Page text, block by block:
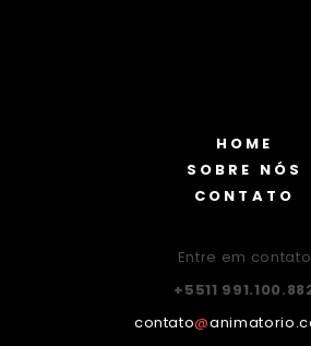
HOME
SOBRE NÓS
CONTATO
Entre em contato
+5511
contato@